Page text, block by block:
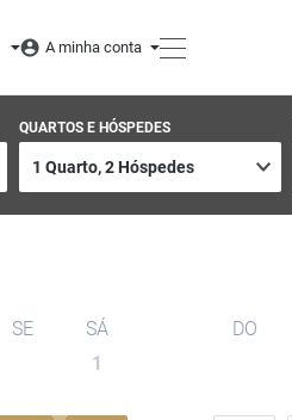
A minha conta
QUARTOS E HÓSPEDES
SE
SÁ
1
DO